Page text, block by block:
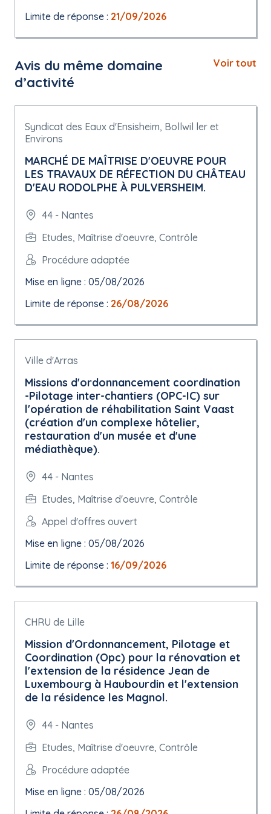
Limite de réponse : 21/09/2026
Avis du même domaine
d’activité
Voir tout
Syndicat des Eaux d'Ensisheim, Bollwil ler et
Environs
MARCHÉ DE MAÎTRISE D'OEUVRE POUR
LES TRAVAUX DE RÉFECTION DU CHÂTEAU
D'EAU RODOLPHE À PULVERSHEIM.
44 - Nantes
Etudes, Maîtrise d'oeuvre, Contrôle
Procédure adaptée
Mise en ligne : 05/08/2026
Limite de réponse : 26/08/2026
Ville d'Arras
Missions d'ordonnancement coordination
-Pilotage inter-chantiers (OPC-IC) sur
l'opération de réhabilitation Saint Vaast
(création d'un complexe hôtelier,
restauration d'un musée et d'une
médiathèque).
44 - Nantes
Etudes, Maîtrise d'oeuvre, Contrôle
Appel d'offres ouvert
Mise en ligne : 05/08/2026
Limite de réponse : 16/09/2026
CHRU de Lille
Mission d'Ordonnancement, Pilotage et
Coordination (Opc) pour la rénovation et
l'extension de la résidence Jean de
Luxembourg à Haubourdin et l'extension
de la résidence les Magnol.
44 - Nantes
Etudes, Maîtrise d'oeuvre, Contrôle
Procédure adaptée
Mise en ligne : 05/08/2026